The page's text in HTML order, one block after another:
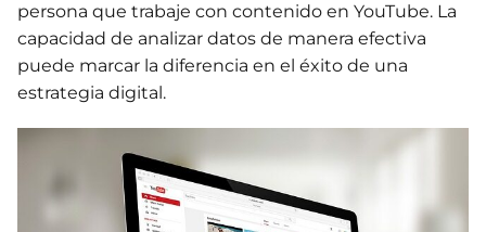
persona que trabaje con contenido en YouTube. La
capacidad de analizar datos de manera efectiva
puede marcar la diferencia en el éxito de una
estrategia digital.